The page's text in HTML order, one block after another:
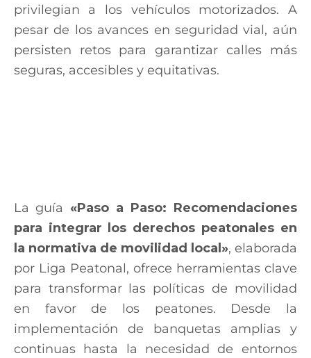
privilegian a los vehículos motorizados. A
pesar de los avances en seguridad vial, aún
persisten retos para garantizar calles más
seguras, accesibles y equitativas.
La guía «Paso a Paso: Recomendaciones
para integrar los derechos peatonales en
la normativa de movilidad local», elaborada
por Liga Peatonal, ofrece herramientas clave
para transformar las políticas de movilidad
en favor de los peatones. Desde la
implementación de banquetas amplias y
continuas hasta la necesidad de entornos